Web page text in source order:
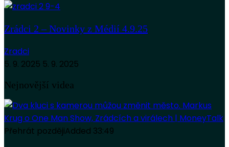
Zrádci 2 – Novinky z Médií 4.9.25
Zradci
5. 9. 2025 5. 9. 2025
Nejnovější videa
Přehrát pozdějiAdded 33:49